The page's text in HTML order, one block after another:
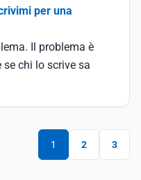
per una
Il problema è
se chi lo scrive sa
1 2 3